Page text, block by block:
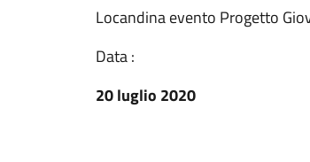
Locandina evento Progetto
Data :
20 luglio 2020